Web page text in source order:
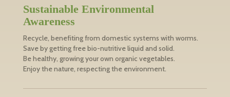
Sustainable Environmental
Awareness
Recycle, benefiting from domestic systems with worms.
Save by getting free bio-nutritive liquid and solid.
Be healthy, growing your own organic vegetables.
Enjoy the nature, respecting the environment.